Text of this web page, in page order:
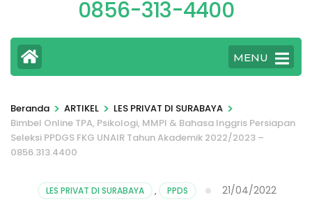
0856-313-4400
MENU
Beranda > ARTIKEL > LES PRIVAT DI SURABAYA >
Bimbel Online TPA, Psikologi, MMPI & Bahasa Inggris Persiapan
Seleksi PPDGS FKG UNAIR Tahun Akademik 2022/2023 –
0856.313.4400
LES PRIVAT DI SURABAYA , PPDS 21/04/2022